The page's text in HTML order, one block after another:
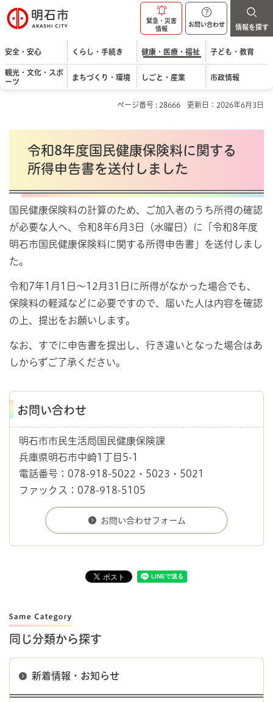
明石市
緊急・災害
情報
お問い合わせ 情報を探す
安全・安心 くらし・手続き 健康・医療・福祉 子ども・教育
観光・文化・スポ
ーツ
まちづくり・環境 しごと・産業 市政情報
ページ番号 : 28666 更新日：2026年6月3日
令和8年度国民健康保険料に関する
所得申告書を送付しました
国民健康保険料の計算のため、ご加入者のうち所得の確認
が必要な人へ、令和8年6月3日（水曜日）に「令和8年度
明石市国民健康保険料に関する所得申告書」を送付しまし
た。
令和7年1月1日～12月31日に所得がなかった場合でも、
保険料の軽減などに必要ですので、届いた人は内容を確認
の上、提出をお願いします。
なお、すでに申告書を提出し、行き違いとなった場合はあ
しからずご了承ください。
お問い合わせ
明石市市民生活局国民健康保険課
兵庫県明石市中崎1丁目5-1
電話番号：078-918-5022・5023・5021
ファックス：078-918-5105
同じ分類から探す
新着情報・お知らせ